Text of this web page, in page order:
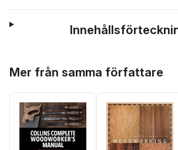
Mer från samma författare